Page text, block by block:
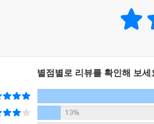
언어에 관한 아이디어로 훗날 컴
운 수학으로 재탄생하는지 그 흥미로
사를 한 권으로 만나는 특별한 인문교
에는 지도와 연표가 수록되어 있
현대에 이르기까지, 수학사와
별점별로 리뷰를 확인해 보세
13%